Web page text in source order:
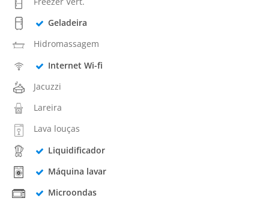
Geladeira
Hidromassagem
Internet Wi-fi
Jacuzzi
Lareira
Lava louças
Liquidificador
Máquina lavar
Microondas